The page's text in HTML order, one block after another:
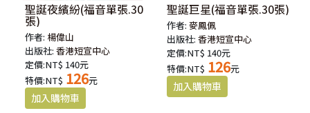
聖誕夜繽紛(福音單張.30
張)
作者: 楊偉山
出版社:香港短宣中心
定價:NT$ 140元
特價:NT$ 126元
聖誕巨星(福音單張.30張)
作者:麥鳳佩
出版社:香港短宣中心
定價:NT$ 140元
特價:NT$ 126元